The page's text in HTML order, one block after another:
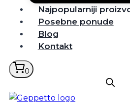
Najpopularniji
Posebne ponude
Blog
Kontakt
0